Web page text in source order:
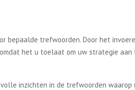
bepaalde trefwoorden. Door het
het u toelaat om uw strategie
inzichten in de trefwoorden